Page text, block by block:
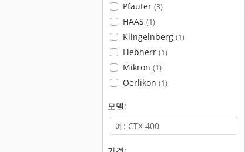
Pfauter (3)
HAAS (1)
Klingelnberg (1)
Liebherr (1)
Mikron (1)
Oerlikon (1)
모델: